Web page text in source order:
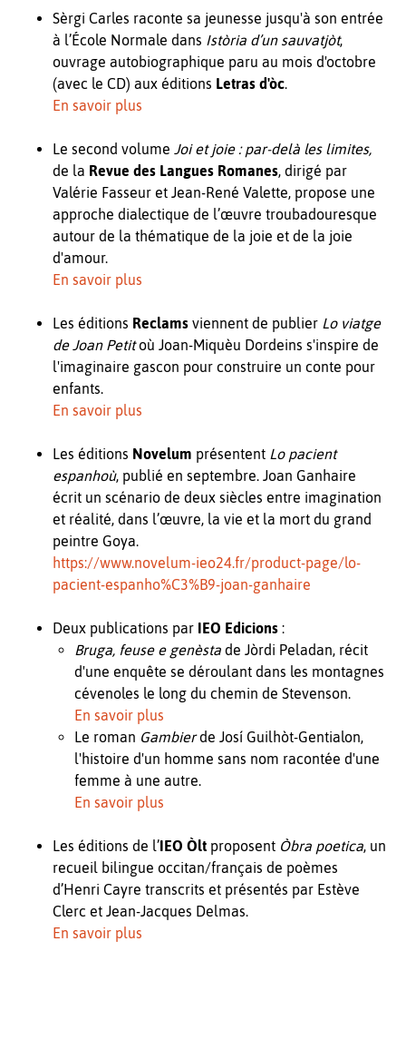
Sèrgi Carles raconte sa jeunesse jusqu'à son entrée
à l’École Normale dans Istòria d’un sauvatjòt,
ouvrage autobiographique paru au mois d'octobre
(avec le CD) aux éditions Letras d'òc.
En savoir plus
Le second volume Joi et joie : par-delà les limites,
de la Revue des Langues Romanes, dirigé par
Valérie Fasseur et Jean-René Valette, propose une
approche dialectique de l’œuvre troubadouresque
autour de la thématique de la joie et de la joie
d'amour.
En savoir plus
Les éditions Reclams viennent de publier Lo viatge
de Joan Petitoù Joan-Miquèu Dordeins s'inspire de
l'imaginaire gascon pour construire un conte pour
enfants.
En savoir plus
Les éditions Novelum présentent Lo pacient
espanhoù, publié en septembre. Joan Ganhaire
écrit un scénario de deux siècles entre imagination
et réalité, dans l’œuvre, la vie et la mort du grand
peintre Goya.
https://www.novelum-ieo24.fr/product-page/lo-
pacient-espanho%C3%B9-joan-ganhaire
Deux publications par IEO Edicions :
Bruga, feuse e genèsta de Jòrdi Peladan, récit
d'une enquête se déroulant dans les montagnes
cévenoles le long du chemin de Stevenson.
En savoir plus
Le roman Gambierde Josí Guilhòt-Gentialon,
l'histoire d'un homme sans nom racontée d'une
femme à une autre.
En savoir plus
Les éditions de l’IEO Òlt proposent Òbra poetica, un
recueil bilingue occitan/français de poèmes
d’Henri Cayre transcrits et présentés par Estève
Clerc et Jean-Jacques Delmas.
En savoir plus